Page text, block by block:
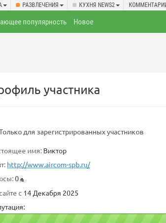
РАЗВЛЕЧЕНИЯ КУХНЯ NEWS2
популярность Новое
участника
для зарегистрированных участников
имя: Виктор
http://www.aircom-spb.ru/
0
с 14 Декабря 2025